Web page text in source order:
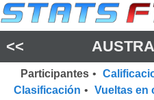
<<
Participantes •
Clasificación • Vueltas en